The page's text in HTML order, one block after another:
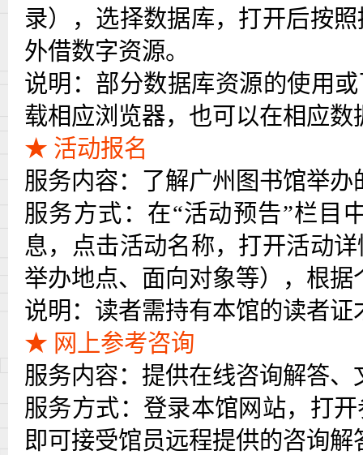
录），选择数据库，打开后按
外借数字资源。
说明：部分数据库资源的使用
载相应浏览器，也可以在相应
★ 活动报名
服务内容：了解广州图书馆举
服务方式：在“活动预告”栏目
息，点击活动名称，打开活动
举办地点、面向对象等），根
说明：读者需持有本馆的读者证
★ 网上参考咨询
服务内容：提供在线咨询解答、
服务方式：登录本馆网站，打
即可接受馆员远程提供的咨询